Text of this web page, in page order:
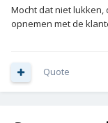
Mocht dat niet
opnemen met de
Quote